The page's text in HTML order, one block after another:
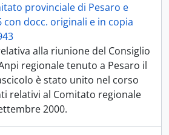
provinciale di Pesaro e
con docc. originali e in copia
alla riunione del Consiglio
regionale tenuto a Pesaro il
è stato unito nel corso
relativi al Comitato regionale
2000.